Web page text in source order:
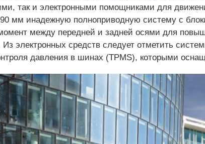
так и электронными помощниками для
мм инадежную полноприводную систему с
между передней и задней осями для
Из электронных средств следует отметить
давления в шинах (TPMS), которыми